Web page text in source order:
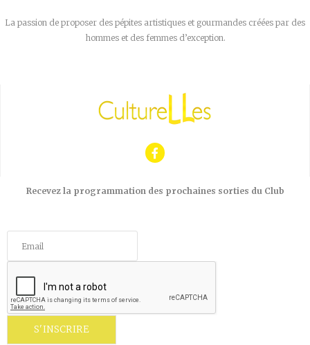
La passion de proposer des pépites artistiques et gourmandes créées par des
hommes et des femmes d’exception.
Recevez la programmation des prochaines sorties du Club